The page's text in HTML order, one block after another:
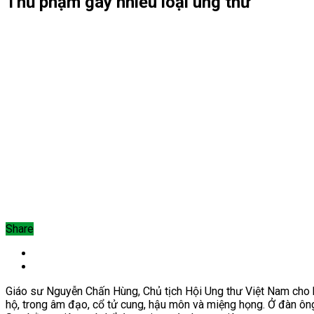
Share
Giáo sư Nguyễn Chấn Hùng, Chủ tịch Hội Ung thư Việt Nam cho
hộ, trong âm đạo, cổ tử cung, hậu môn và miệng họng. Ở đàn